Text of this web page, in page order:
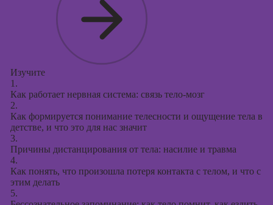
Изучите
1.
Как работает нервная система: связь тело-мозг
2.
Как формируется понимание телесности и ощущение тела в
детстве, и что это для нас значит
3.
Причины дистанцирования от тела: насилие и травма
4.
Как понять, что произошла потеря контакта с телом, и что с
этим делать
5.